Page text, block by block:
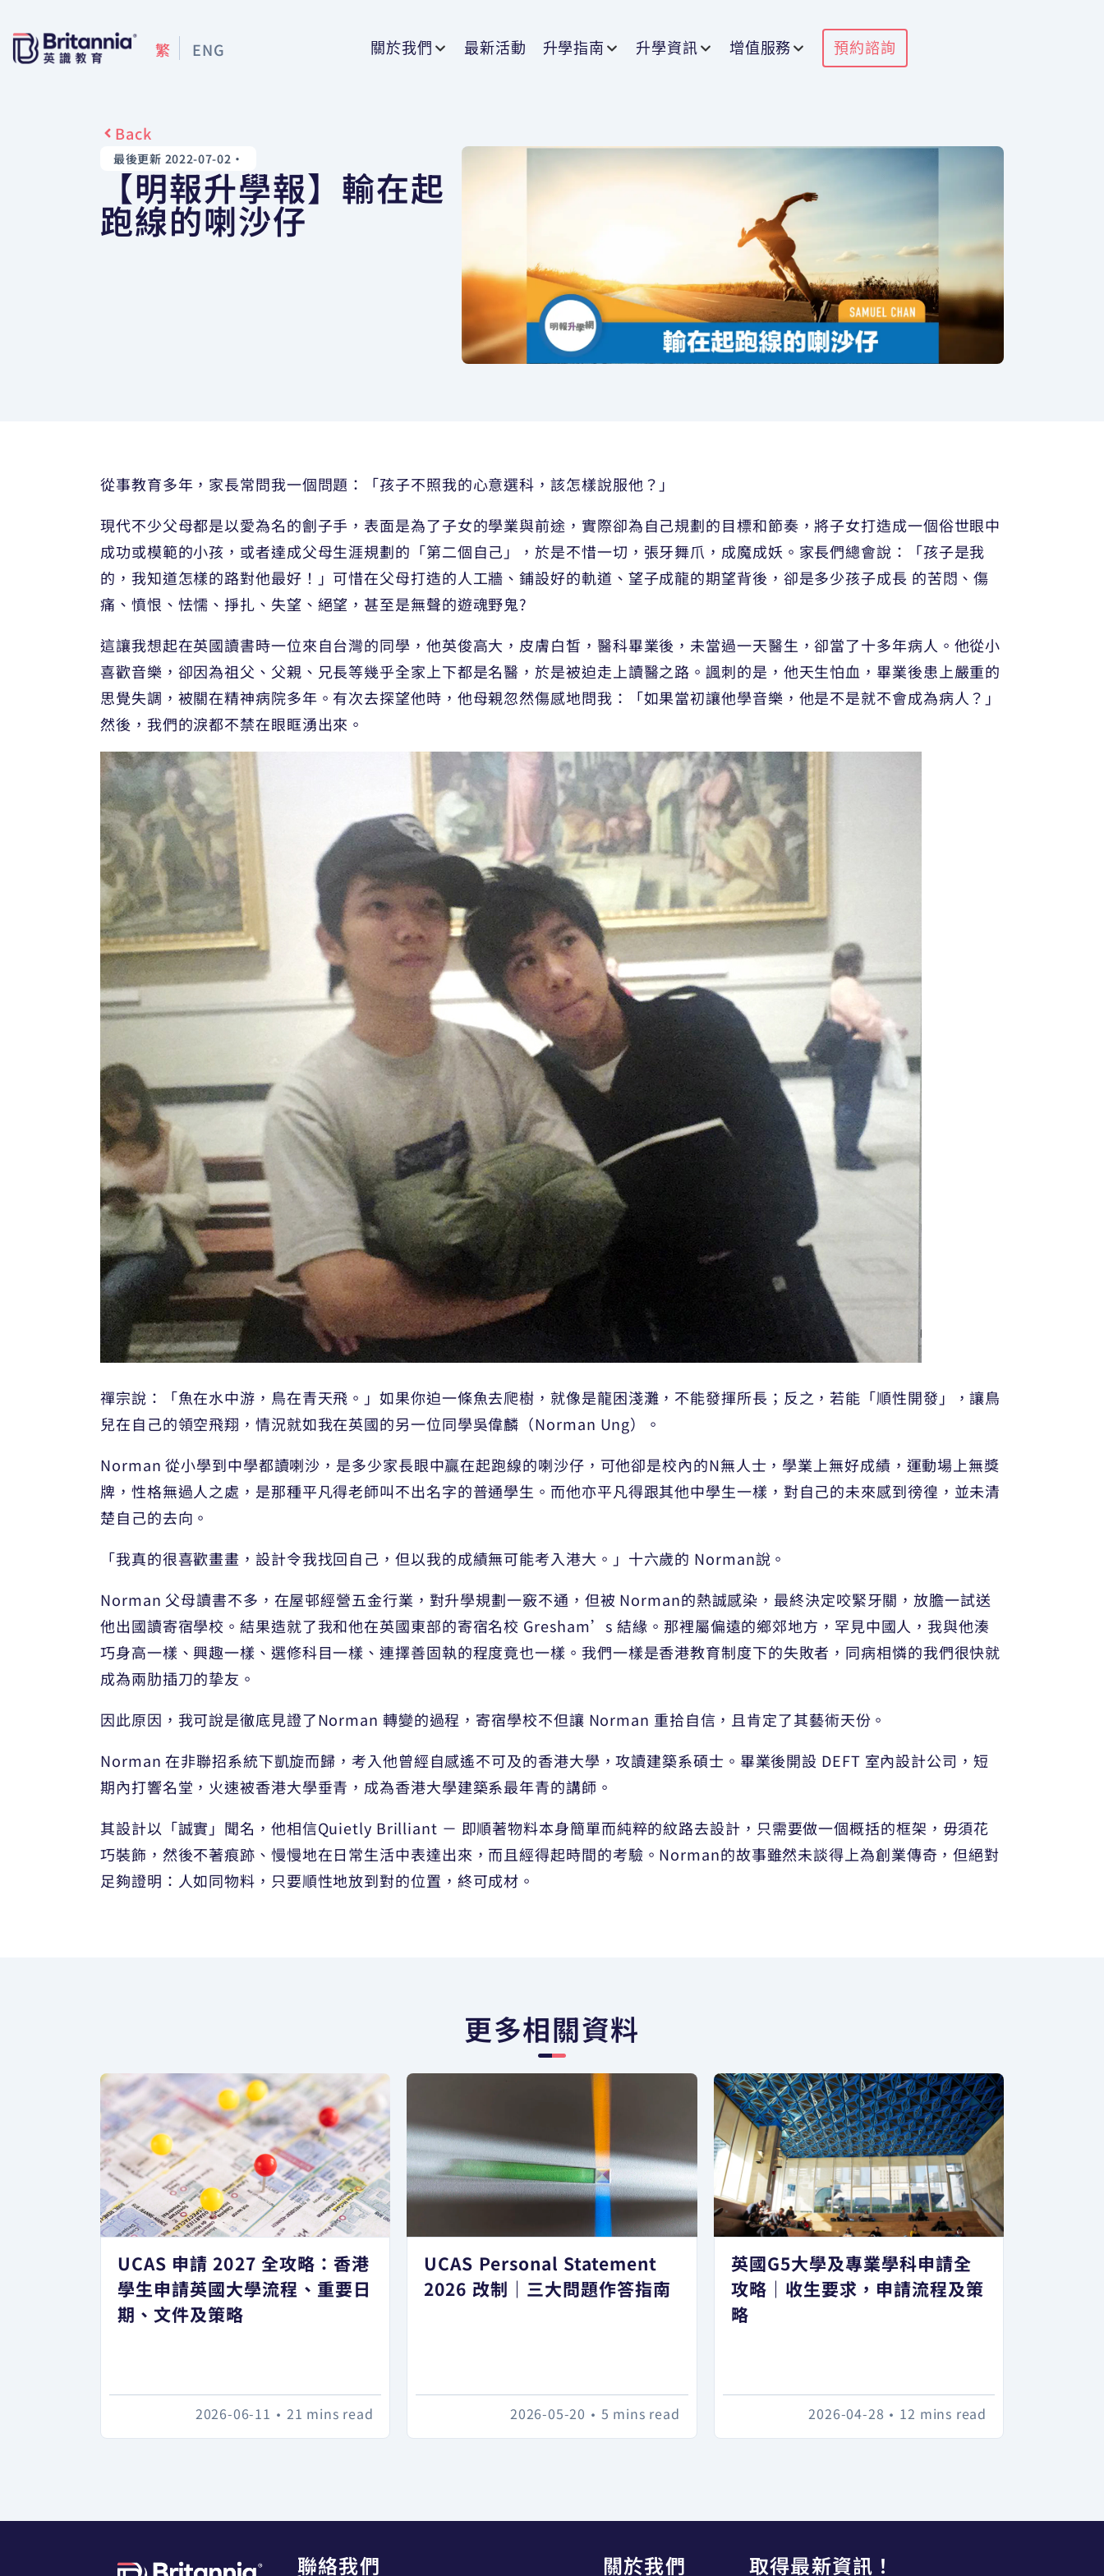
繁 ENG 關於我們 最新活動 升學指南 升學資訊 增值服務 預約諮詢
Back
最後更新 2022-07-02 •
【明報升學報】輸在起
跑線的喇沙仔
從事教育多年，家長常問我一個問題：「孩子不照我的心意選科，該怎樣說服他？」
現代不少父母都是以愛為名的劊子手，表面是為了子女的學業與前途，實際卻為自己規劃的目標和節奏，將子女打造成一個俗世眼中
成功或模範的小孩，或者達成父母生涯規劃的「第二個自己」，於是不惜一切，張牙舞爪，成魔成妖。家長們總會說：「孩子是我
的，我知道怎樣的路對他最好！」可惜在父母打造的人工牆、鋪設好的軌道、望子成龍的期望背後，卻是多少孩子成長 的苦悶、傷
痛、憤恨、怯懦、掙扎、失望、絕望，甚至是無聲的遊魂野鬼?
這讓我想起在英國讀書時一位來自台灣的同學，他英俊高大，皮膚白皙，醫科畢業後，未當過一天醫生，卻當了十多年病人。他從小
喜歡音樂，卻因為祖父、父親、兄長等幾乎全家上下都是名醫，於是被迫走上讀醫之路。諷刺的是，他天生怕血，畢業後患上嚴重的
思覺失調，被關在精神病院多年。有次去探望他時，他母親忽然傷感地問我：「如果當初讓他學音樂，他是不是就不會成為病人？」
然後，我們的淚都不禁在眼眶湧出來。
禪宗說：「魚在水中游，鳥在青天飛。」如果你迫一條魚去爬樹，就像是龍困淺灘，不能發揮所長；反之，若能「順性開發」，讓鳥
兒在自己的領空飛翔，情況就如我在英國的另一位同學吳偉麟（Norman Ung）。
Norman 從小學到中學都讀喇沙，是多少家長眼中贏在起跑線的喇沙仔，可他卻是校內的N無人士，學業上無好成績，運動場上無獎
牌，性格無過人之處，是那種平凡得老師叫不出名字的普通學生。而他亦平凡得跟其他中學生一樣，對自己的未來感到徬徨，並未清
楚自己的去向。
「我真的很喜歡畫畫，設計令我找回自己，但以我的成績無可能考入港大。」十六歲的 Norman說。
Norman 父母讀書不多，在屋邨經營五金行業，對升學規劃一竅不通，但被 Norman的熱誠感染，最終決定咬緊牙關，放膽一試送
他出國讀寄宿學校。結果造就了我和他在英國東部的寄宿名校 Gresham’s 結緣。那裡屬偏遠的鄉郊地方，罕見中國人，我與他湊
巧身高一樣、興趣一樣、選修科目一樣、連擇善固執的程度竟也一樣。我們一樣是香港教育制度下的失敗者，同病相憐的我們很快就
成為兩肋插刀的挚友。
因此原因，我可說是徹底見證了Norman 轉變的過程，寄宿學校不但讓 Norman 重拾自信，且肯定了其藝術天份。
Norman 在非聯招系統下凱旋而歸，考入他曾經自感遙不可及的香港大學，攻讀建築系碩士。畢業後開設 DEFT 室內設計公司，短
期內打響名堂，火速被香港大學垂青，成為香港大學建築系最年青的講師。
其設計以「誠實」聞名，他相信Quietly Brilliant － 即順著物料本身簡單而純粹的紋路去設計，只需要做一個概括的框架，毋須花
巧裝飾，然後不著痕跡、慢慢地在日常生活中表達出來，而且經得起時間的考驗。Norman的故事雖然未談得上為創業傳奇，但絕對
足夠證明：人如同物料，只要順性地放到對的位置，終可成材。
更多相關資料
UCAS 申請 2027 全攻略：香港
學生申請英國大學流程、重要日
期、文件及策略
21 mins read
•
2026-06-11
UCAS Personal Statement
2026 改制｜三大問題作答指南
5 mins read
•
2026-05-20
英國G5大學及專業學科申請全
攻略｜收生要求，申請流程及策
略
12 mins read
•
2026-04-28
聯絡我們 關於我們 取得最新資訊！